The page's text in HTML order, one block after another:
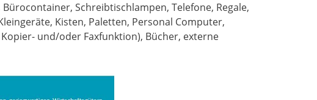
Schreibtischlampen, Telefone, Regale,
Kisten, Paletten, Personal Computer,
und/oder Faxfunktion), Bücher, externe